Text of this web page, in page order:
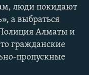
480p
люди покидают
а выбраться
Алматы и
гражданские
пропускные